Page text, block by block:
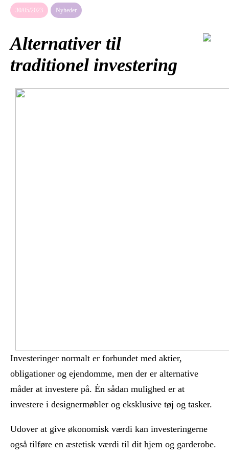
30/05/2023 Nyheder
Alternativer til
traditionel investering
Investeringer normalt er forbundet med aktier,
obligationer og ejendomme, men der er alternative
måder at investere på. Én sådan mulighed er at
investere i designermøbler og eksklusive tøj og tasker.
Udover at give økonomisk værdi kan investeringerne
også tilføre en æstetisk værdi til dit hjem og garderobe.